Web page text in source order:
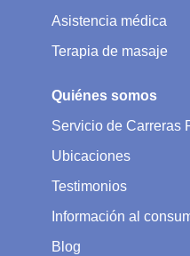
Asistencia médica
Terapia de masaje
Quiénes somos
Servicio de Carreras
Ubicaciones
Testimonios
Información al
Blog